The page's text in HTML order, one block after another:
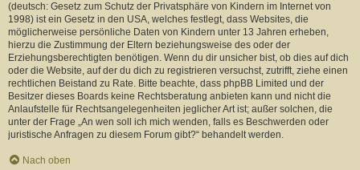
(deutsch: Gesetz zum Schutz der Privatsphäre von Kindern im Internet von
1998) ist ein Gesetz in den USA, welches festlegt, dass Websites, die
möglicherweise persönliche Daten von Kindern unter 13 Jahren erheben,
hierzu die Zustimmung der Eltern beziehungsweise des oder der
Erziehungsberechtigten benötigen. Wenn du dir unsicher bist, ob dies auf dich
oder die Website, auf der du dich zu registrieren versuchst, zutrifft, ziehe einen
rechtlichen Beistand zu Rate. Bitte beachte, dass phpBB Limited und der
Besitzer dieses Boards keine Rechtsberatung anbieten kann und nicht die
Anlaufstelle für Rechtsangelegenheiten jeglicher Art ist; außer solchen, die
unter der Frage „An wen soll ich mich wenden, falls es Beschwerden oder
juristische Anfragen zu diesem Forum gibt?“ behandelt werden.
Nach oben